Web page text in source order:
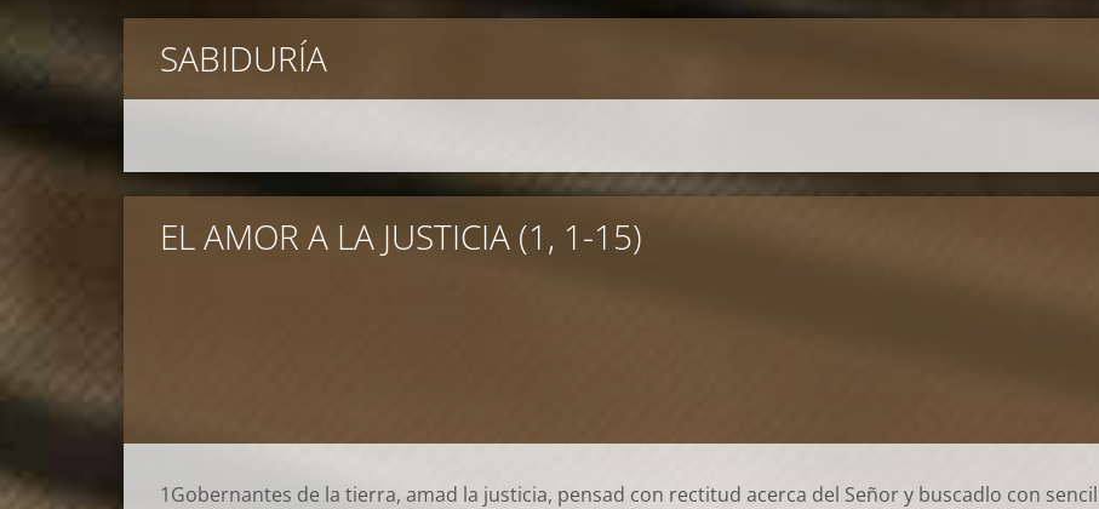
SABIDURÍA
EL AMOR A LA JUSTICIA (1, 1-15)
1Gobernantes de la tierra, amad la justicia, pensad con rectitud acerca del Señor y buscadlo con